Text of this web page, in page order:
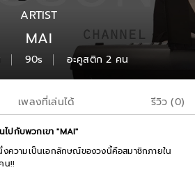
ARTIST
MAI
90s อะคูสติก 2 คน
เพลงที่เล่นได้ รีวิว (0)
ปกับพวกเขา "MAI"
งความเป็นเอกลักษณ์ของวงนี้คือสมาชิกภายใน
น!!